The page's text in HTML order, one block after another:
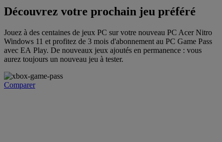
Découvrez votre prochain jeu préféré
Jouez à des centaines de jeux PC sur votre nouveau PC Acer Nitro
Windows 11 et profitez de 3 mois d'abonnement au PC Game Pass
avec EA Play. De nouveaux jeux ajoutés en permanence : vous
aurez toujours un nouveau jeu à tester.
Comparer